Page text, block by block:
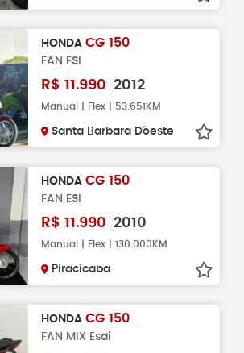
HONDA CG 150
FAN ESI
R$ 11.990 2012
Manual | Flex | 53.651KM
Santa Barbara D´oeste
HONDA CG 150
FAN ESI
R$ 11.990 2010
Manual | Flex | 130.000KM
Piracicaba
HONDA CG 150
FAN MIX Esdi